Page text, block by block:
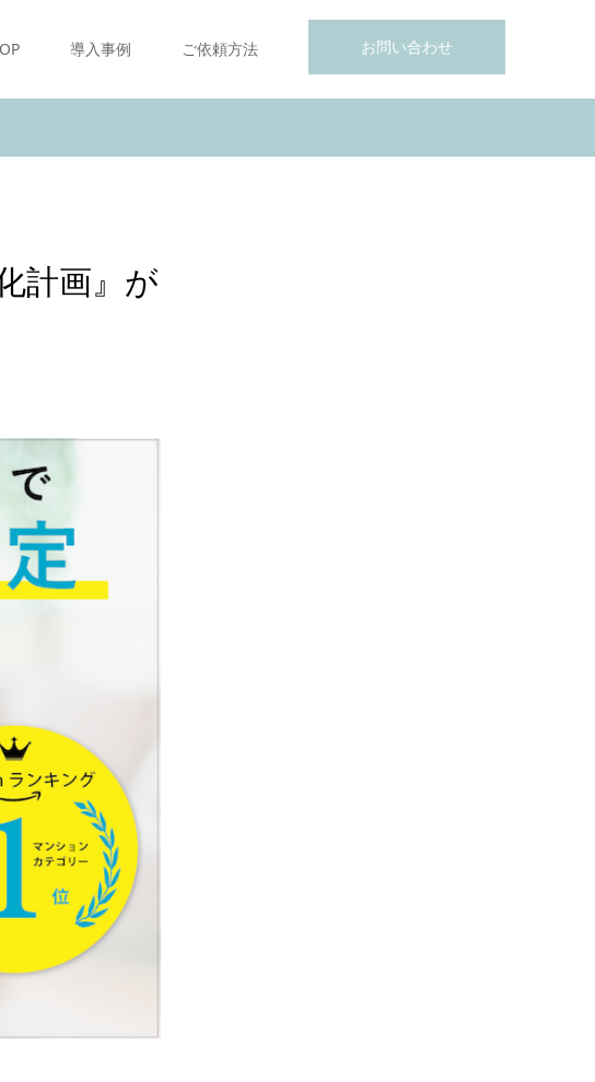
お問い合わせ
導入事例 ご依頼方法
計画』が